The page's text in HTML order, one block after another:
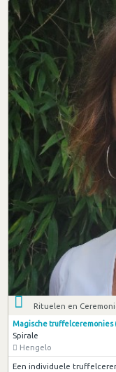
Rituelen en
Magische truffelceremonies
Spirale
Hengelo
Een individuele